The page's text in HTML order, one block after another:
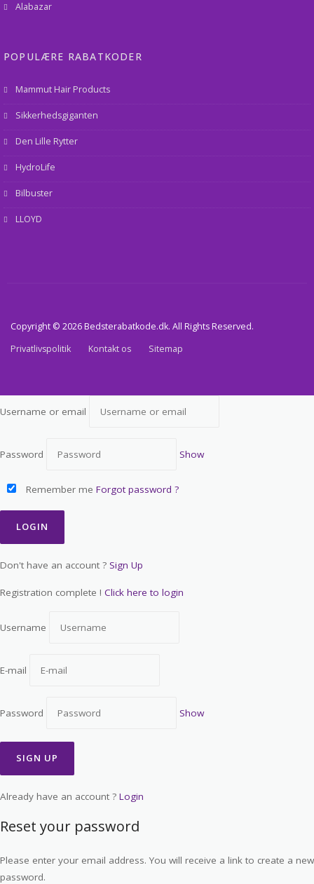
Alabazar
POPULÆRE RABATKODER
Mammut Hair Products
Sikkerhedsgiganten
Den Lille Rytter
HydroLife
Bilbuster
LLOYD
Copyright © 2026 Bedsterabatkode.dk. All Rights Reserved.
Privatlivspolitik
Kontakt os Sitemap
Username or email
Password Show
Remember me Forgot password ?
Don't have an account ? Sign Up
Registration complete ! Click here to login
Username
E-mail
Password Show
Already have an account ? Login
Reset your password
Please enter your email address. You will receive a link to create a new
password.